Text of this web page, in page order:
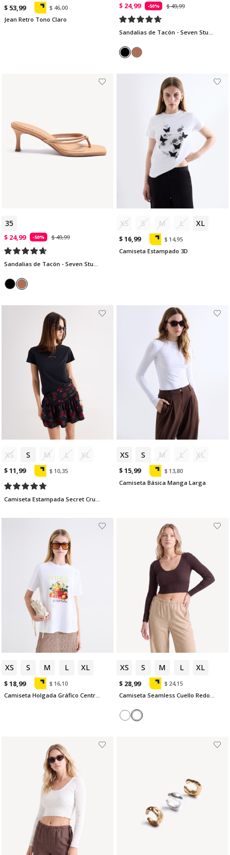
$ 53,99
$ 46,00
Jean Retro Tono Claro
$ 24,99 -50% $ 49,99
Sandalias de Tacón - Seven Studio | Maygel Coronel
35 36
$ 24,99 -50% $ 49,99
XS S M L XL
$ 16,99
$ 14,95
Camiseta Estampado 3D
XS S M L XL
$ 11,99 $ 10,35
XS S M L XL
$ 15,99
$ 13,80
Camiseta Básica Manga Larga
XS S M L XL
$ 18,99
$ 16,10
Camiseta Holgada Gráfico Central
XS S M L XL
$ 28,99
$ 24,15
Camiseta Seamless Cuello Redondo